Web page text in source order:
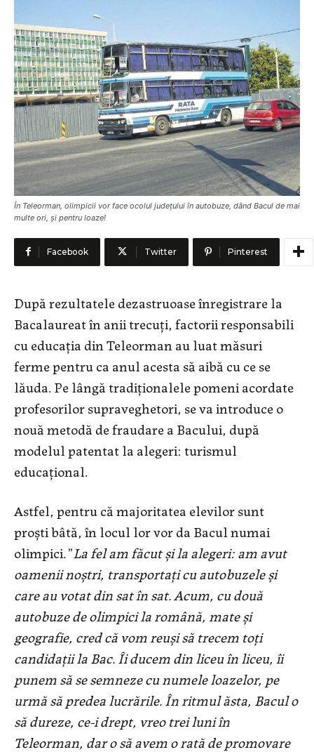
În Teleorman, olimpicii vor face ocolul județului în autobuze, dând Bacul de mai
multe ori, și pentru loaze!
Facebook Twitter Pinterest
După rezultatele dezastruoase înregistrare la
Bacalaureat în anii trecuți, factorii responsabili
cu educația din Teleorman au luat măsuri
ferme pentru ca anul acesta să aibă cu ce se
lăuda. Pe lângă tradiționalele pomeni acordate
profesorilor supraveghetori, se va introduce o
nouă metodă de fraudare a Bacului, după
modelul patentat la alegeri: turismul
educațional.
Astfel, pentru că majoritatea elevilor sunt
proști bâtă, în locul lor vor da Bacul numai
olimpici. ”La fel am făcut și la alegeri: am avut
oamenii noștri, transportați cu autobuzele și
care au votat din sat în sat. Acum, cu două
autobuze de olimpici la română, mate și
geografie, cred că vom reuși să trecem toți
candidații la Bac. Îi ducem din liceu în liceu, îi
punem să se semneze cu numele loazelor, pe
urmă să predea lucrările. În ritmul ăsta, Bacul o
să dureze, ce-i drept, vreo trei luni în
Teleorman, dar o să avem o rată de promovare